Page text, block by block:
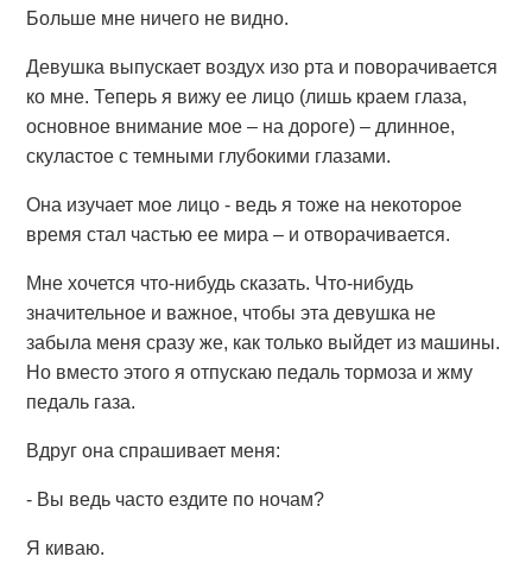
Больше мне ничего не видно.
Девушка выпускает воздух изо рта и поворачивается
ко мне. Теперь я вижу ее лицо (лишь краем глаза,
основное внимание мое – на дороге) – длинное,
скуластое с темными глубокими глазами.
Она изучает мое лицо - ведь я тоже на некоторое
время стал частью ее мира – и отворачивается.
Мне хочется что-нибудь сказать. Что-нибудь
значительное и важное, чтобы эта девушка не
забыла меня сразу же, как только выйдет из машины.
Но вместо этого я отпускаю педаль тормоза и жму
педаль газа.
Вдруг она спрашивает меня:
- Вы ведь часто ездите по ночам?
Я киваю.